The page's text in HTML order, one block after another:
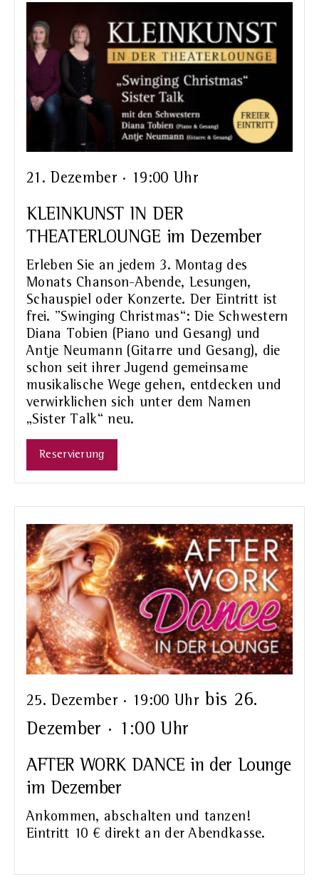
KLEINKUNST IN DER
THEATERLOUNGE im Dezember
21. Dezember · 19:00 Uhr
Erleben Sie an jedem 3. Montag des
Monats Chanson-Abende, Lesungen,
Schauspiel oder Konzerte. Der Eintritt ist
frei. "Swinging Christmas“: Die Schwestern
Diana Tobien (Piano und Gesang) und
Antje Neumann (Gitarre und Gesang), die
schon seit ihrer Jugend gemeinsame
musikalische Wege gehen, entdecken und
verwirklichen sich unter dem Namen
„Sister Talk“ neu.
Reservierung
AFTER WORK DANCE in der Lounge
im Dezember
25. Dezember · 19:00 Uhr bis 26.
Dezember · 1:00 Uhr
Ankommen, abschalten und tanzen!
Eintritt 10 € direkt an der Abendkasse.